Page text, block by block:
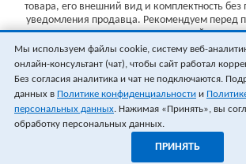
товара, его внешний вид и комплектность без
уведомления продавца. Рекомендуем перед
характеристики товара на сайте
Указанные цены не являются публичной
Стоимость и наличие товара уточняйте
Мы используем файлы cookie, систему веб-
онлайн-консультант (чат), чтобы сайт работал
Без согласия аналитика и чат не подключаются.
данных в Политике конфиденциальности и
персональных данных. Нажимая «Принять», вы
обработку персональных данных.
ПРИНЯТЬ